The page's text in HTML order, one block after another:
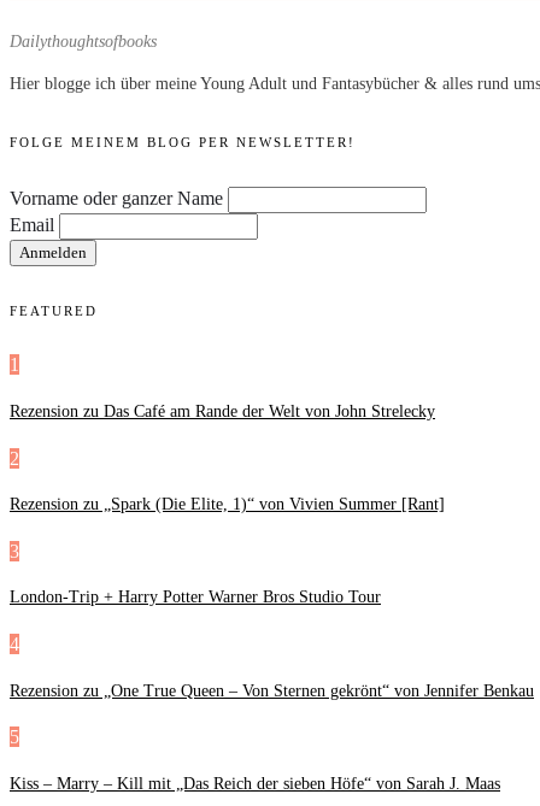
Dailythoughtsofbooks
Hier blogge ich über meine Young Adult und Fantasybücher & alles rund
FOLGE MEINEM BLOG PER NEWSLETTER!
Vorname oder ganzer Name
Email
FEATURED
1
Rezension zu Das Café am Rande der Welt von John Strelecky
2
Rezension zu „Spark (Die Elite, 1)“ von Vivien Summer [Rant]
3
London-Trip + Harry Potter Warner Bros Studio Tour
4
Rezension zu „One True Queen – Von Sternen gekrönt“ von Jennifer Benkau
5
Kiss – Marry – Kill mit „Das Reich der sieben Höfe“ von Sarah J. Maas